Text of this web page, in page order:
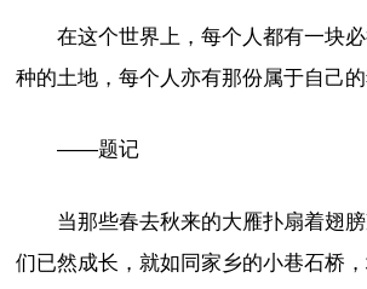
在这个世界上，每个人都有一块
种的土地，每个人亦有那份属于自己
——题记
当那些春去秋来的大雁扑扇着翅
们已然成长，就如同家乡的小巷石桥